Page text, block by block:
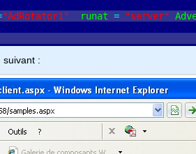
"AdRotator1" runat = "server"
suivant :